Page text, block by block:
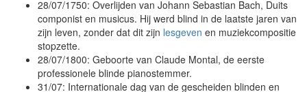
28/07/1750: Overlijden van Johann Sebastian Bach, Duits
componist en musicus. Hij werd blind in de laatste jaren van
zijn leven, zonder dat dit zijn lesgeven en muziekcompositie
stopzette.
28/07/1800: Geboorte van Claude Montal, de eerste
professionele blinde pianostemmer.
31/07: Internationale dag van de gescheiden blinden en